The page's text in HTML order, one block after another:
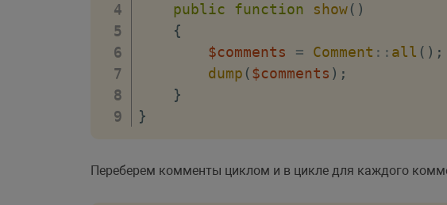
public
function show( )
{
$comments
= Comment :: all ( ) ;
dump ($comments ) ;
}
}
Переберем комменты циклом и в цикле для каждого